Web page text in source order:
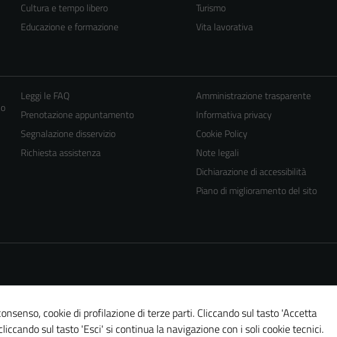
Cultura e tempo libero
Educazione e formazione
Turismo
Vita lavorativa
Leggi le FAQ
Prenotazione appuntamento
Segnalazione disservizio
Richiesta assistenza
Amministrazione trasparente
Informativa privacy
Cookie Policy
Note legali
Dichiarazione di accessibilità
Piano di miglioramento del sito
cookie di profilazione di terze parti. Cliccando sul tasto 'Accetta
sul tasto 'Esci' si continua la navigazione con i soli cookie tecnici.